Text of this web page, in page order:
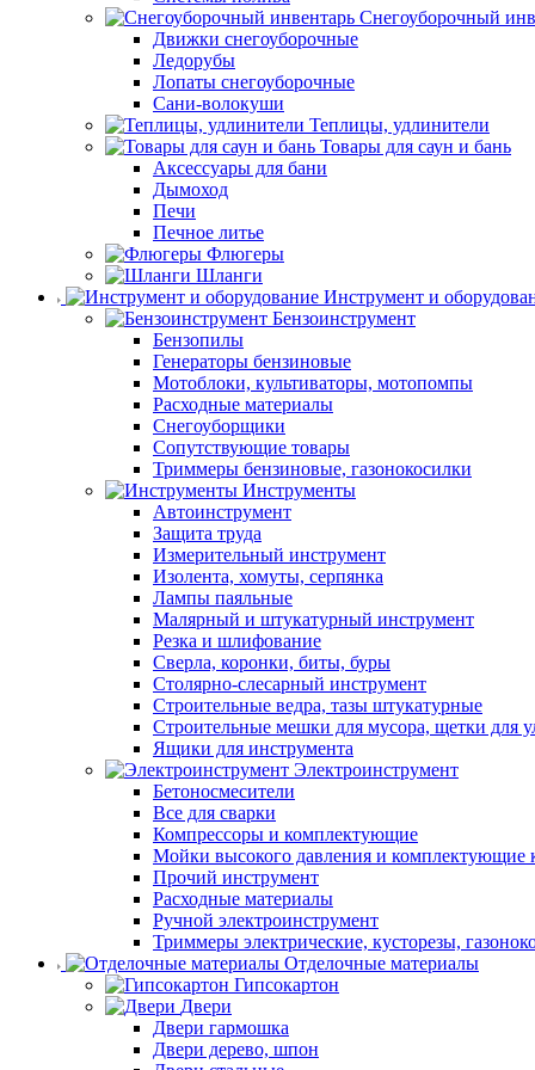
Снегоуборочный
Движки снегоуборочные
Ледорубы
Лопаты снегоуборочные
Сани-волокуши
Теплицы, удлинители
Товары для саун и бань
Аксессуары для бани
Дымоход
Печи
Печное литье
Флюгеры
Шланги
Инструмент и
Бензоинструмент
Бензопилы
Генераторы бензиновые
Мотоблоки, культиваторы, мотопомпы
Расходные материалы
Снегоуборщики
Сопутствующие товары
Триммеры бензиновые, газонокосилки
Инструменты
Автоинструмент
Защита труда
Измерительный инструмент
Изолента, хомуты, серпянка
Лампы паяльные
Малярный и штукатурный инструмент
Резка и шлифование
Сверла, коронки, биты, буры
Столярно-слесарный инструмент
Строительные ведра, тазы штукатурные
Строительные мешки для мусора, щетки для
Ящики для инструмента
Электроинструмент
Бетоносмесители
Все для сварки
Компрессоры и комплектующие
Мойки высокого давления и комплектующие
Прочий инструмент
Расходные материалы
Ручной электроинструмент
Триммеры электрические, кусторезы,
Отделочные материалы
Гипсокартон
Двери
Двери гармошка
Двери дерево, шпон